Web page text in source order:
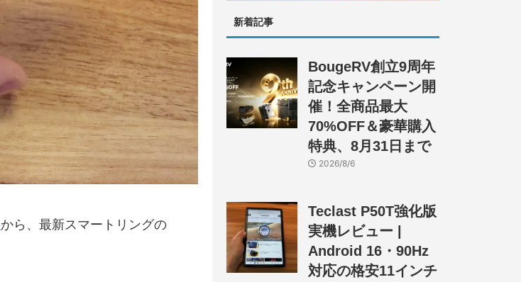
から、最新スマートリングの
新着記事
BougeRV創立9周年
記念キャンペーン開
催！全商品最大
70%OFF＆豪華購入
特典、8月31日まで
2026/8/6
Teclast P50T強化版
実機レビュー |
Android 16・90Hz
対応の格安11インチ